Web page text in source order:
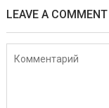
LEAVE A COMMENT